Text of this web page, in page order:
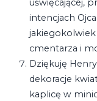
uświęcającej,
intencjach
cmentarza i
Dziękuję
dekoracje
kaplicę w